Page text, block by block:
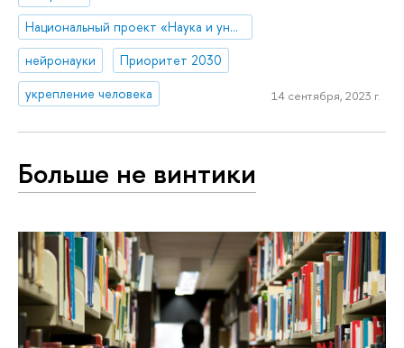
Национальный проект «Наука и университеты»
нейронауки
Приоритет 2030
укрепление человека
14 сентября, 2023 г.
Больше не винтики